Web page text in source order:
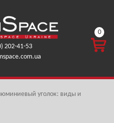
202-41-53
КОРЗ
ГРН.
0
уголок: виды и